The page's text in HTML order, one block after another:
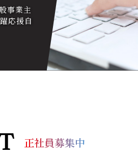
事業主
応援自
正社員募集中